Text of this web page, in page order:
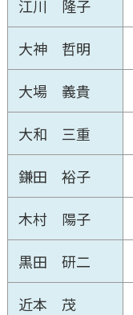
江川 隆子
大神 哲明
大場 義貴
大和 三重
鎌田 裕子
木村 陽子
黒田 研二
近本 茂